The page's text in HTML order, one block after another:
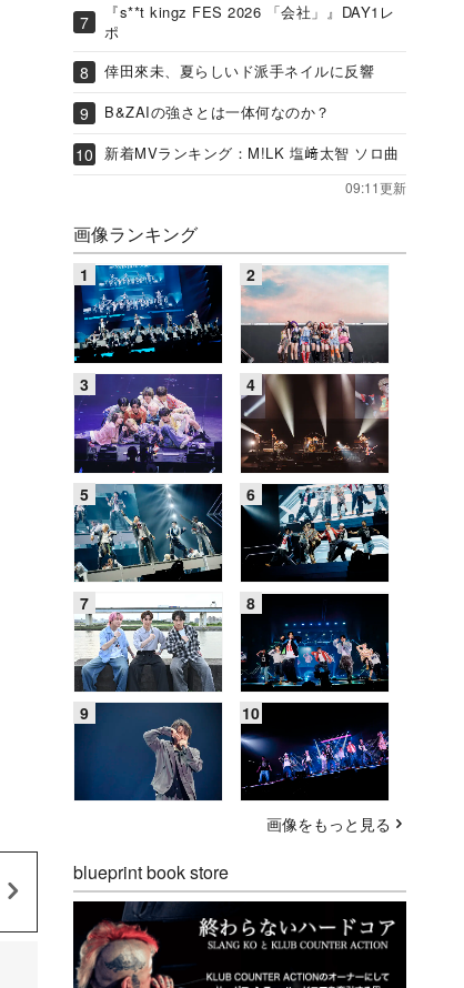
『s**t kingz FES 2026 「会社」』DAY1レ
ポ
倖田來未、夏らしいド派手ネイルに反響
B&ZAIの強さとは一体何なのか？
新着MVランキング：M!LK 塩﨑太智 ソロ曲
09:11更新
画像ランキング
画像をもっと見る
blueprint book store